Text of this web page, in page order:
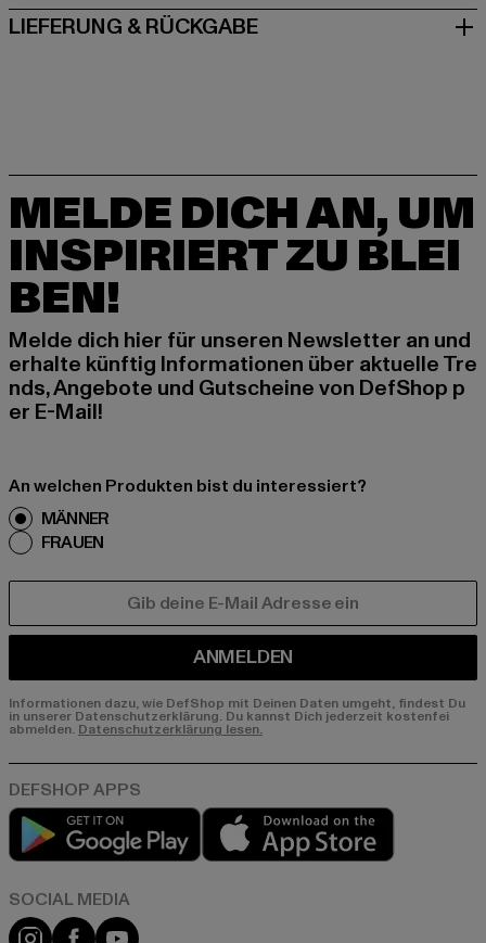
LIEFERUNG & RÜCKGABE
MELDE DICH AN, UM
INSPIRIERT ZU BLEI
BEN!
Melde dich hier für unseren Newsletter an und
erhalte künftig Informationen über aktuelle Tre
nds, Angebote und Gutscheine von DefShop p
er E-Mail!
An welchen Produkten bist du interessiert?
MÄNNER
FRAUEN
ANMELDEN
Informationen dazu, wie DefShop mit Deinen Daten umgeht, findest Du
in unserer Datenschutzerklärung. Du kannst Dich jederzeit kostenfei
abmelden. Datenschutzerklärung lesen.
Play market
Instagram
FacebookYouTube